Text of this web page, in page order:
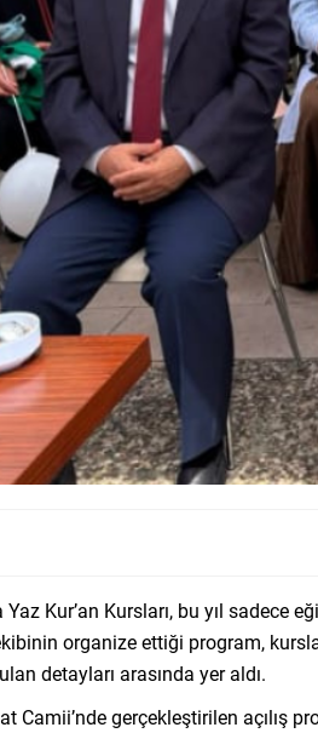
Yaz Kur’an Kursları, bu yıl
organize ettiği program,
detayları arasında yer aldı.
Camii’nde gerçekleştirilen açılış